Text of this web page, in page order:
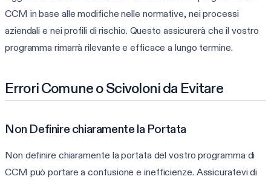
CCM in base alle modifiche nelle normative, nei processi
aziendali e nei profili di rischio. Questo assicurerà che il vostro
programma rimarrà rilevante e efficace a lungo termine.
Errori Comune o Scivoloni da Evitare
Non Definire chiaramente la Portata
Non definire chiaramente la portata del vostro programma di
CCM può portare a confusione e inefficienze. Assicuratevi di